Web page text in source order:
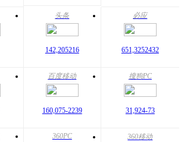
头条
142,205216
必应
651,3252432
百度移动
160,075-2239
搜狗PC
31,924-73
360PC 360移动